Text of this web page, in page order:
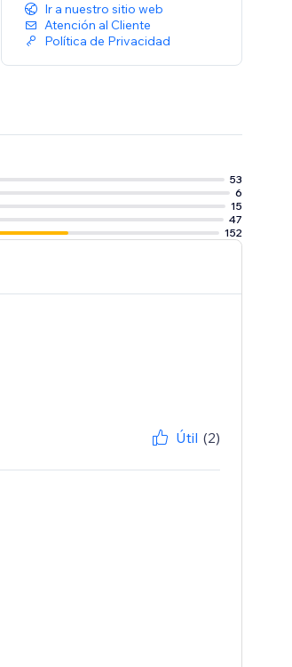
Ir a nuestro sitio web
Atención al Cliente
Política de Privacidad
53
6
15
47
152
Útil (2)